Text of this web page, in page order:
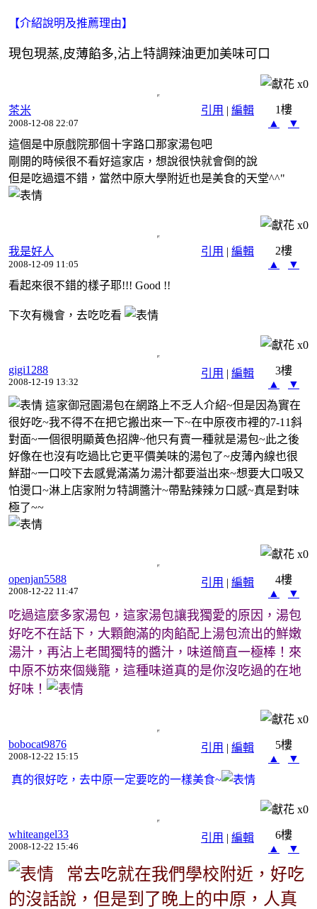
【介紹說明及推薦理由】
現包現蒸,皮薄餡多,沾上特調辣油更加美味可口
x0
引用 | 編輯
茶米
2008-12-08 22:07
1樓
▲
▼
這個是中原戲院那個十字路口那家湯包吧
剛開的時候很不看好這家店，想說很快就會倒的說
但是吃過還不錯，當然中原大學附近也是美食的天堂^^"
x0
引用 | 編輯
我是好人
2008-12-09 11:05
2樓
▲
▼
看起來很不錯的樣子耶!!! Good !!
下次有機會，去吃吃看
x0
引用 | 編輯
gigi1288
2008-12-19 13:32
3樓
▲
▼
這家御冠園湯包在網路上不乏人介紹~但是因為實在
很好吃~我不得不在把它搬出來一下~在中原夜市裡的7-11斜
對面~一個很明顯黃色招牌~他只有賣一種就是湯包~此之後
好像在也沒有吃過比它更平價美味的湯包了~皮薄內線也很
鮮甜~一口咬下去感覺滿滿ㄉ湯汁都要溢出來~想要大口吸又
怕燙口~淋上店家附ㄉ特調醬汁~帶點辣辣ㄉ口感~真是對味
極了~~
x0
引用 | 編輯
openjan5588
2008-12-22 11:47
4樓
▲
▼
吃過這麼多家湯包，這家湯包讓我獨愛的原因，湯包
好吃不在話下，大顆飽滿的肉餡配上湯包流出的鮮嫩
湯汁，再沾上老闆獨特的醬汁，味道簡直一極棒！來
中原不妨來個幾籠，這種味道真的是你沒吃過的在地
好味！
x0
引用 | 編輯
bobocat9876
2008-12-22 15:15
5樓
▲
▼
真的很好吃，去中原一定要吃的一樣美食~
x0
引用 | 編輯
whiteangel33
2008-12-22 15:46
6樓
▲
▼
常去吃就在我們學校附近，好吃
的沒話說，但是到了晚上的中原，人真